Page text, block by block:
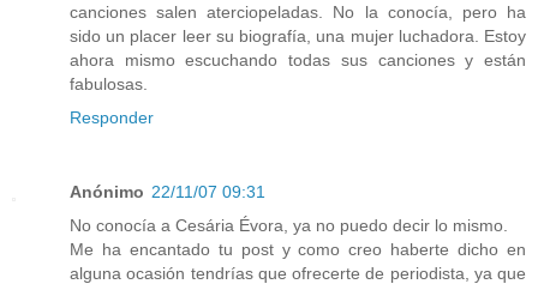
canciones salen aterciopeladas. No la conocía, pero ha
sido un placer leer su biografía, una mujer luchadora. Estoy
ahora mismo escuchando todas sus canciones y están
fabulosas.
Responder
Anónimo 22/11/07 09:31
No conocía a Cesária Évora, ya no puedo decir lo mismo.
Me ha encantado tu post y como creo haberte dicho en
alguna ocasión tendrías que ofrecerte de periodista, ya que